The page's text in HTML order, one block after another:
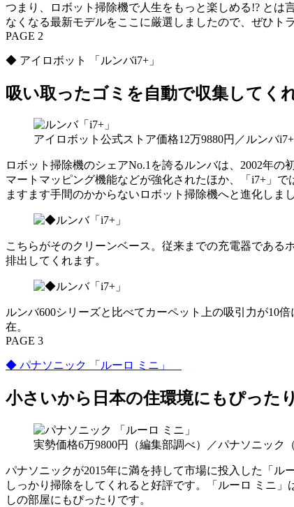
つまり、ロボット掃除機で人生をもっと楽しめる!? と
なくなる最新モデルをここに厳選しましたので、ぜひト
PAGE 2
◆ アイロボット 「ルンバi7+」
吸い取ったゴミを自動で収集してく
アイロボット公式ストア価格12万9880円／ルンバ
ロボット掃除機のシェアNo.1を誇るルンバは、2002年
マートマッピング機能などが強化されたほか、「i7+」
ますます手間のかからないロボット掃除機へと進化しまし
こちらがそのクリーンベース。従来までの充電器であ
排出してくれます。
ルンバ600シリーズと比べてカーペット上の吸引力が10
在。
PAGE 3
◆ パナソニック 「ルーロ ミニ」
小さいから日本の住環境にもぴった
実勢価格6万9800円（編集部調べ）／パナソニック
パナソニックが2015年に満を持して市場に投入した「ル
しっかり掃除をしてくれると好評です。「ルーロ ミニ
しの部屋にもぴったりです。